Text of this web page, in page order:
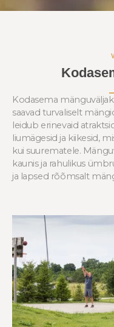
Kodasema
saavad turvaliselt
leidub erinevaid
liumägesid ja kiikesid,
kui suurematele.
kaunis ja rahulikus
ja lapsed rõõmsalt